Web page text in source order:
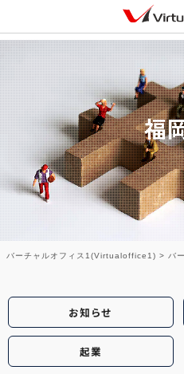
福
バーチャルオフィス1(Virtualoffice1) > バ
お知らせ
起業